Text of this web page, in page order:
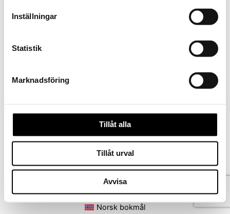
Inställningar
Statistik
Marknadsföring
Tillåt alla
Tillåt urval
Avvisa
FÖREGÅENDE
Kontakta oss
Köpvillkor
Ångra köp
Norsk bokmål